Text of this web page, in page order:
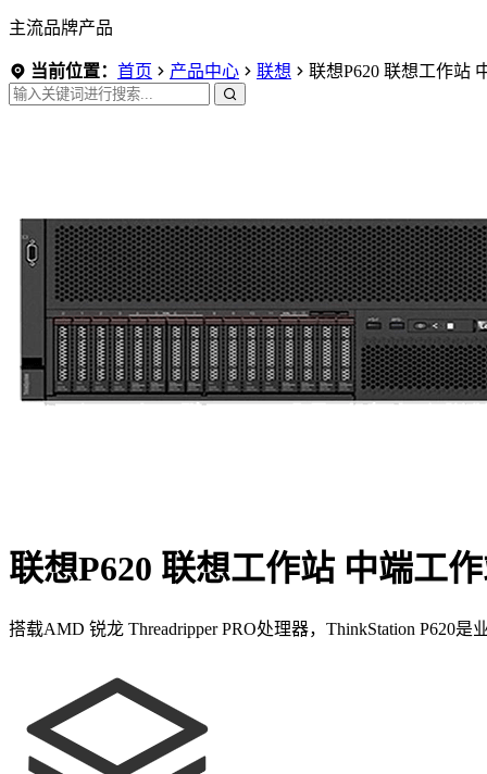
主流品牌产品
当前位置： 首页 产品中心 联想 联想P620 联想工作站
联想P620 联想工作站 中端工
搭载AMD 锐龙 Threadripper PRO处理器，ThinkStation P620